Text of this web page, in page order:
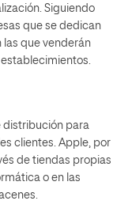
Siguiendo
que se dedican
las que venderán
distribución para
clientes. Apple, por
de tiendas propias
o en las